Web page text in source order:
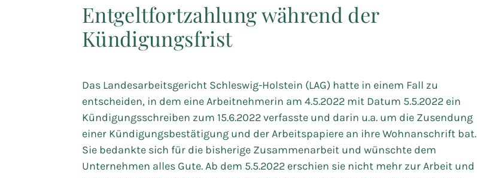
Entgeltfortzahlung während der
Kündigungsfrist
Das Landesarbeitsgericht Schleswig-Holstein (LAG) hatte in einem Fall zu
entscheiden, in dem eine Arbeitnehmerin am 4.5.2022 mit Datum 5.5.2022 ein
Kündigungsschreiben zum 15.6.2022 verfasste und darin u.a. um die Zusendung
einer Kündigungsbestätigung und der Arbeitspapiere an ihre Wohnanschrift bat.
Sie bedankte sich für die bisherige Zusammenarbeit und wünschte dem
Unternehmen alles Gute. Ab dem 5.5.2022 erschien sie nicht mehr zur Arbeit und